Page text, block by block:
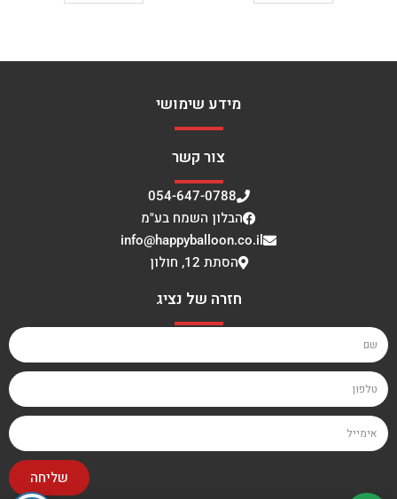
מידע שימושי
צור קשר
054-647-0788
הבלון השמח בע"מ
info@happyballoon.co.il
הסתת 12, חולון
חזרה של נציג
שליחה